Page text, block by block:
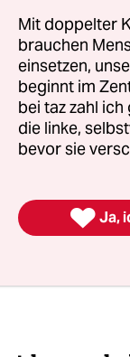
Mit doppelter
brauchen
einsetzen,
beginnt im
bei taz zahl
die linke,
bevor sie
 Ja,